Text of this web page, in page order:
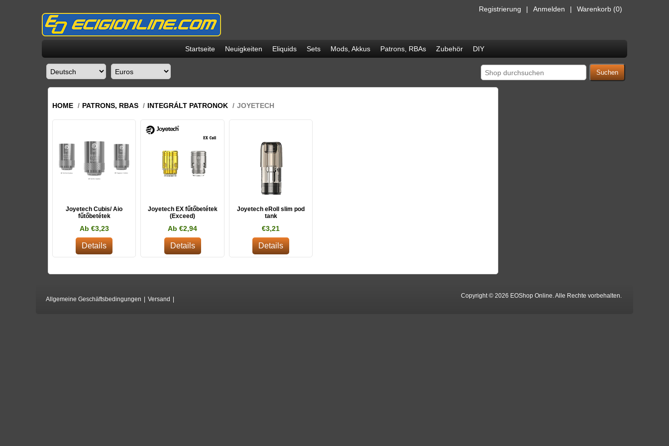
Registrierung Anmelden Warenkorb (0)
Startseite Neuigkeiten Eliquids Sets Mods, Akkus Patrons, RBAs Zubehör DIY
HOME / PATRONS, RBAS / INTEGRÁLT PATRONOK / JOYETECH
Joyetech Cubis/ Aio
fűtőbetétek
Ab €3,23
Details
Joyetech EX fűtőbetétek
(Exceed)
Ab €2,94
Details
Joyetech eRoll slim pod
tank
€3,21
Details
Allgemeine Geschäftsbedingungen | Versand | Copyright © 2026 EOShop Online. Alle Rechte vorbehalten.